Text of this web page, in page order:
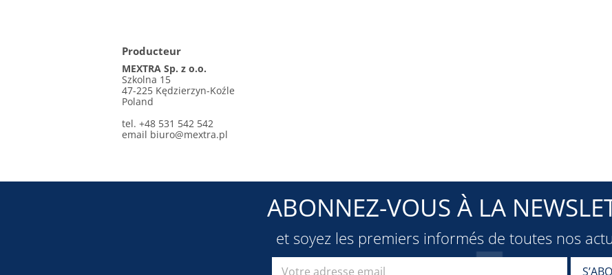
Producteur
MEXTRA Sp. z o.o.
Szkolna 15
47-225 Kędzierzyn-Koźle
Poland
tel. +48 531 542 542
email biuro@mextra.pl
ABONNEZ-VOUS À LA
et soyez les premiers informés de toutes nos